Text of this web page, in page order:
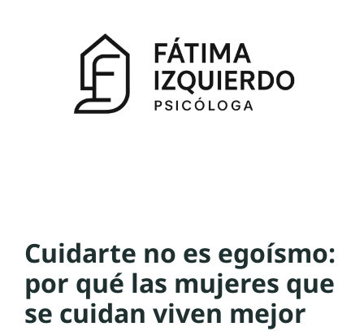
Cuidarte no es egoísmo:
por qué las mujeres que
se cuidan viven mejor